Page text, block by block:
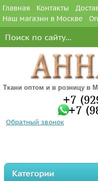
Главная Контакты
Наш магазин в Москве
Ткани оптом и в розницу в
+7
+7
Обратный звонок
Категории